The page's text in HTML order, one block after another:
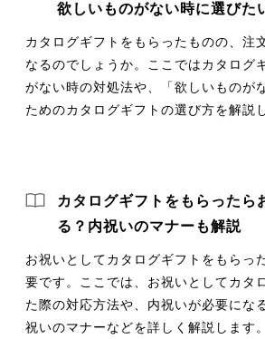
欲しいものがない時に選びた
カタログギフトをもらったものの、注
なるのでしょうか。ここではカタログ
がない時の対処法や、「欲しいものが
ためのカタログギフトの選び方を解説
カタログギフトをもらったら
る？内祝いのマナーも解説
お祝いとしてカタログギフトをもらっ
要です。ここでは、お祝いとしてカタ
た際の対応方法や、内祝いが必要にな
祝いのマナーなどを詳しく解説します。